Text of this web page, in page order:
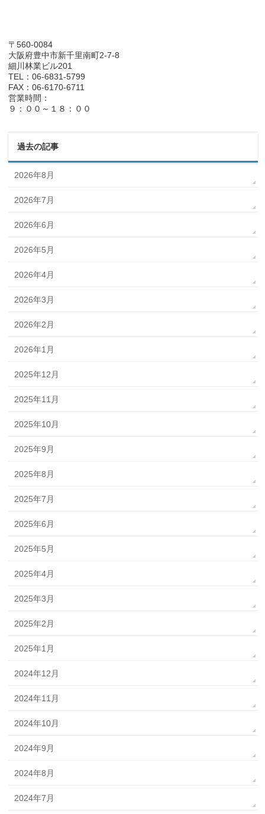
〒560-0084
大阪府豊中市新千里南町2-7-8
細川林業ビル201
TEL：06-6831-5799
FAX：06-6170-6711
営業時間：
９：００～１８：００
過去の記事
2026年8月
2026年7月
2026年6月
2026年5月
2026年4月
2026年3月
2026年2月
2026年1月
2025年12月
2025年11月
2025年10月
2025年9月
2025年8月
2025年7月
2025年6月
2025年5月
2025年4月
2025年3月
2025年2月
2025年1月
2024年12月
2024年11月
2024年10月
2024年9月
2024年8月
2024年7月